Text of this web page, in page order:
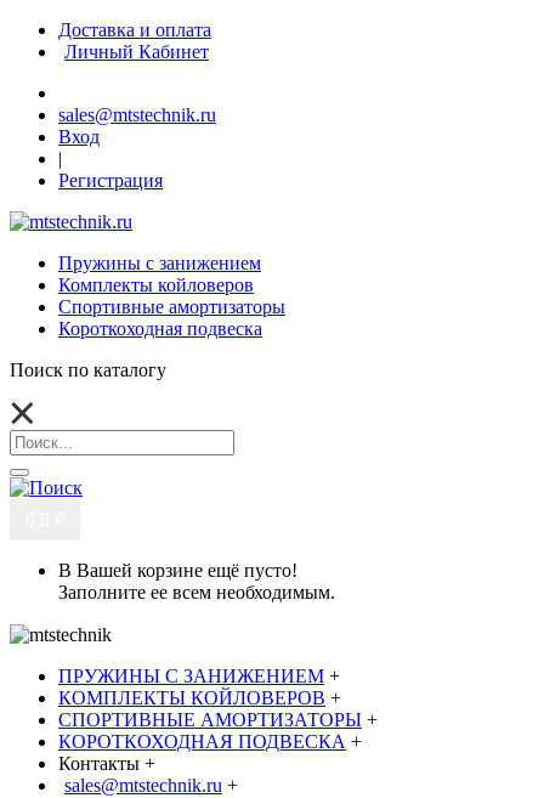
Доставка и оплата
Личный Кабинет
sales@mtstechnik.ru
Вход
|
Регистрация
Пружины с занижением
Комплекты койловеров
Спортивные амортизаторы
Короткоходная подвеска
Поиск по каталогу
В Вашей корзине ещё пусто!
Заполните ее всем необходимым.
ПРУЖИНЫ С ЗАНИЖЕНИЕМ +
КОМПЛЕКТЫ КОЙЛОВЕРОВ +
СПОРТИВНЫЕ АМОРТИЗАТОРЫ +
КОРОТКОХОДНАЯ ПОДВЕСКА +
Контакты +
sales@mtstechnik.ru +